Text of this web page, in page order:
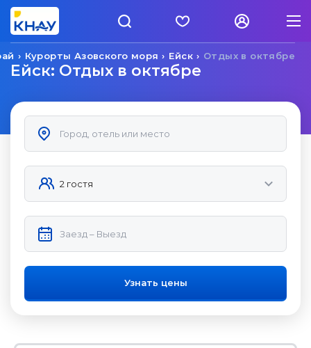
Отдых в октябре
Ейск
Курорты Азовского моря
Ейск: Отдых в октябре
Узнать цены